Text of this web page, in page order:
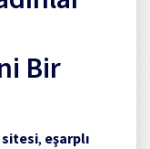
Bir
sitesi, eşarplı